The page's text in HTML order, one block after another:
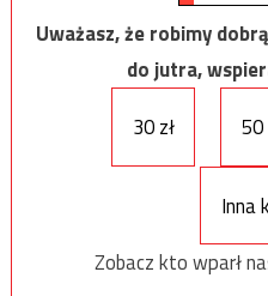
Uważasz, że robimy
do jutra,
30 zł
50
Inna
Zobacz kto wparł